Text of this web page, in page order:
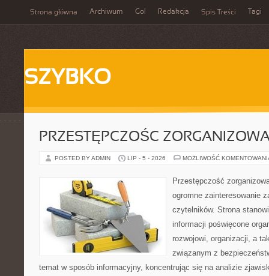
Strona główna Archiwum Gol Redakcja Spis Treści Tagi
SZYBKO
PRZESTĘPCZOŚC
POSTED BY ADMIN LIP - 5 - 2026 MOŻLIWOŚĆ
Przestępczość
ogromne zainteresowanie
czytelników. Strona
informacji poświęcone
rozwojowi, organizacji, a
związanym z
temat w sposób informacyjny, koncentrując się na analizie